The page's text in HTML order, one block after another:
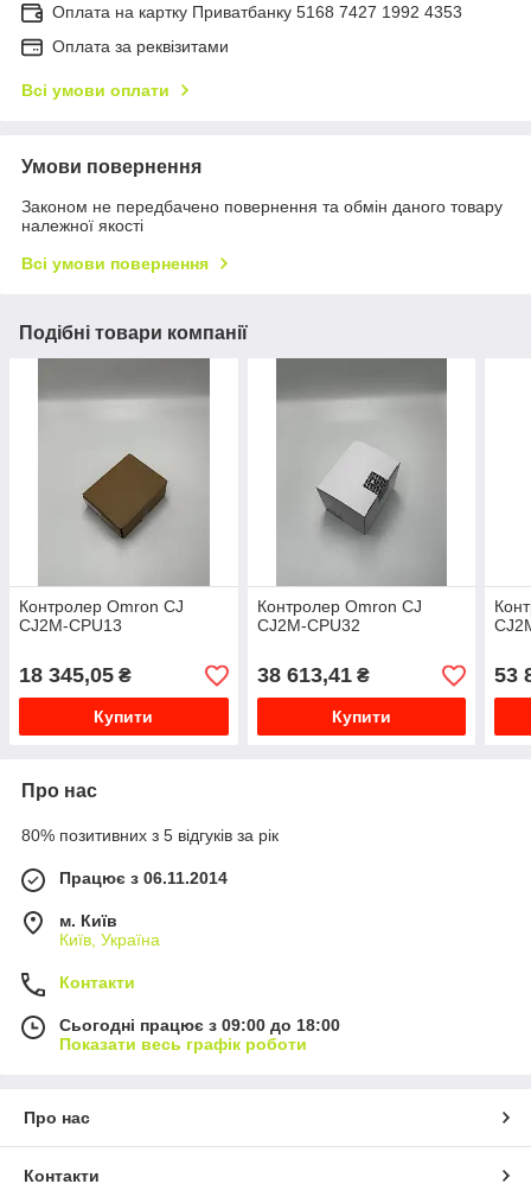
Оплата на картку Приватбанку 5168 7427 1992 4353
Оплата за реквізитами
Всі умови оплати
Умови повернення
Законом не передбачено повернення та обмін даного товару
належної якості
Всі умови повернення
Подібні товари компанії
Контролер Omron CJ
CJ2M-CPU13
18 345,05 ₴
Купити
Контролер Omron CJ
CJ2M-CPU32
38 613,41₴
Купити
53
Про нас
80% позитивних з 5 відгуків за рік
Працює з 06.11.2014
м. Київ
Київ, Україна
Контакти
Сьогодні працює з 09:00 до 18:00
Показати весь графік роботи
Про нас
Контакти